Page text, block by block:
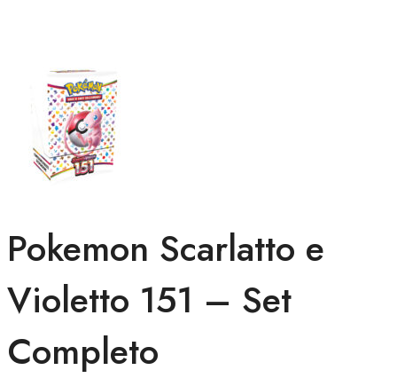
Pokemon Scarlatto e
Violetto 151 – Set
Completo